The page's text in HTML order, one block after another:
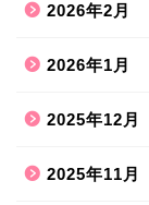
2026年2月
2026年1月
2025年12月
2025年11月